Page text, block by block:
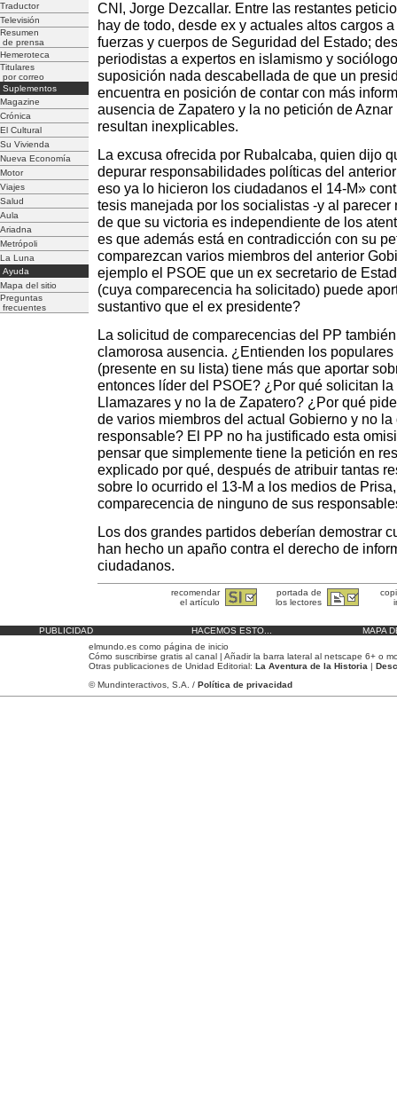
Traductor
Televisión
Resumen
de prensa
Hemeroteca
Titulares
por correo
Suplementos
Magazine
Crónica
El Cultural
Su Vivienda
Nueva Economía
Motor
Viajes
Salud
Aula
Ariadna
Metrópoli
La Luna
Ayuda
Mapa del sitio
Preguntas
frecuentes
CNI, Jorge Dezcallar. Entre las restantes
hay de todo, desde ex y actuales altos cargos
fuerzas y cuerpos de Seguridad del Estado;
periodistas a expertos en islamismo y
suposición nada descabellada de que un
encuentra en posición de contar con más
ausencia de Zapatero y la no petición de
resultan inexplicables.
La excusa ofrecida por Rubalcaba, quien dijo
depurar responsabilidades políticas del
eso ya lo hicieron los ciudadanos el 14-M»
tesis manejada por los socialistas -y al parecer
de que su victoria es independiente de los
es que además está en contradicción con su
comparezcan varios miembros del anterior
ejemplo el PSOE que un ex secretario de
(cuya comparecencia ha solicitado) puede
sustantivo que el ex presidente?
La solicitud de comparecencias del PP
clamorosa ausencia. ¿Entienden los
(presente en su lista) tiene más que aportar
entonces líder del PSOE? ¿Por qué solicitan
Llamazares y no la de Zapatero? ¿Por qué
de varios miembros del actual Gobierno y no
responsable? El PP no ha justificado esta
pensar que simplemente tiene la petición en
explicado por qué, después de atribuir tantas
sobre lo ocurrido el 13-M a los medios de
comparecencia de ninguno de sus
Los dos grandes partidos deberían demostrar
han hecho un apaño contra el derecho de
ciudadanos.
recomendar
el artículo
portada de
los lectores
PUBLICIDAD HACEMOS ESTO...
MAPA
elmundo.es como página de inicio
Cómo suscribirse gratis al canal | Añadir la barra lateral al netscape 6+ o
Otras publicaciones de Unidad Editorial: La Aventura de la Historia |
© Mundinteractivos, S.A. / Política de privacidad